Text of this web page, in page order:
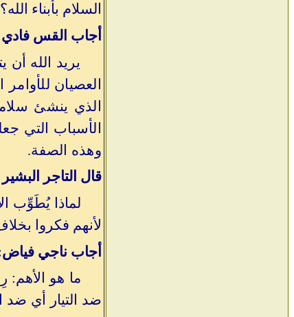
السلام بأبناء
أجاب القس
يريد الله
العصيان
الذي ينشئ
الأسباب التي
وهذه الصفة.
قال التاجر
لماذا يُطَوِّب
لأنهم فكروا
أجاب ناجي
ما هو الأهم:
ضد التيار أي ضد